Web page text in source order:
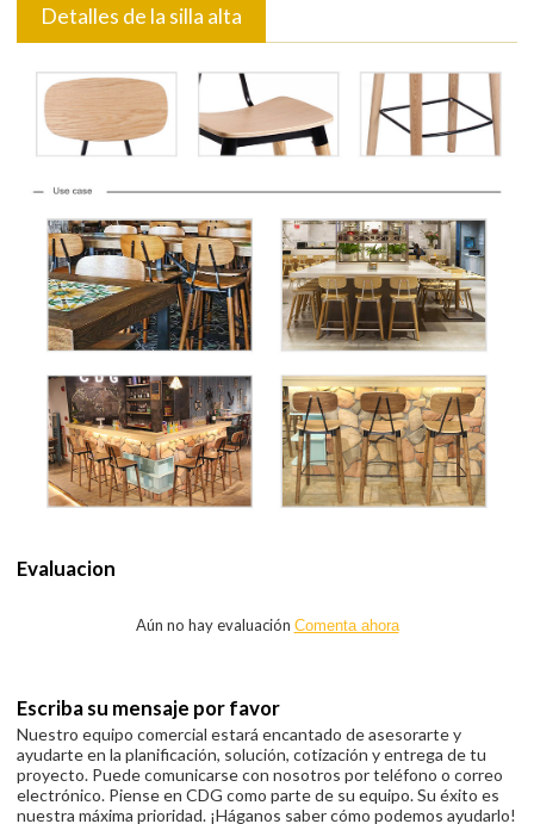
Detalles de la silla alta
Evaluacion
Aún no hay evaluación Comenta ahora
Escriba su mensaje por favor
Nuestro equipo comercial estará encantado de asesorarte y
ayudarte en la planificación, solución, cotización y entrega de tu
proyecto. Puede comunicarse con nosotros por teléfono o correo
electrónico. Piense en CDG como parte de su equipo. Su éxito es
nuestra máxima prioridad. ¡Háganos saber cómo podemos ayudarlo!